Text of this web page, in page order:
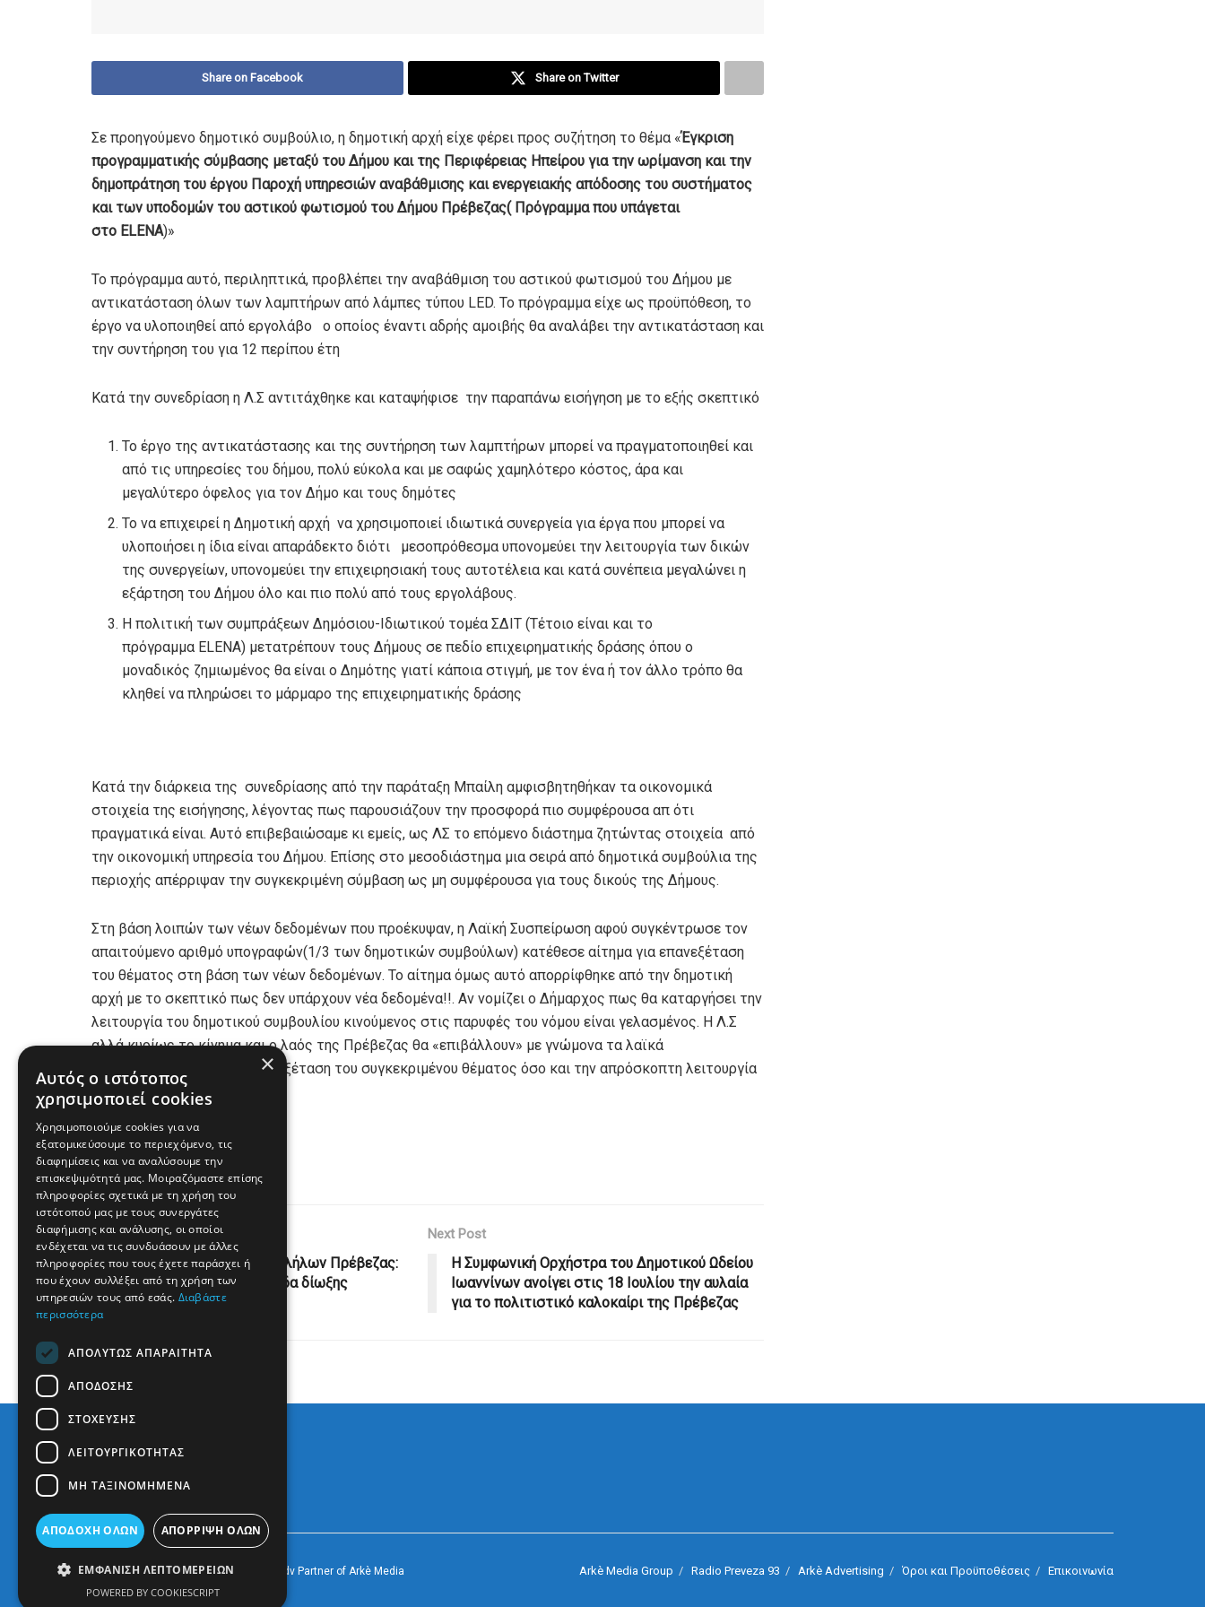
Share on Facebook Share on Twitter
Σε προηγούμενο δημοτικό συμβούλιο, η δημοτική αρχή είχε φέρει προς συζήτηση το θέμα «Έγκριση
προγραμματικής σύμβασης μεταξύ του Δήμου και της Περιφέρειας Ηπείρου για την ωρίμανση και την
δημοπράτηση του έργου Παροχή υπηρεσιών αναβάθμισης και ενεργειακής απόδοσης του συστήματος
και των υποδομών του αστικού φωτισμού του Δήμου Πρέβεζας( Πρόγραμμα που υπάγεται
στο ELENA)»
Το πρόγραμμα αυτό, περιληπτικά, προβλέπει την αναβάθμιση του αστικού φωτισμού του Δήμου με
αντικατάσταση όλων των λαμπτήρων από λάμπες τύπου LED. To πρόγραμμα είχε ως προϋπόθεση, το
έργο να υλοποιηθεί από εργολάβο ο οποίος έναντι αδρής αμοιβής θα αναλάβει την αντικατάσταση και
την συντήρηση του για 12 περίπου έτη
Κατά την συνεδρίαση η Λ.Σ αντιτάχθηκε και καταψήφισε την παραπάνω εισήγηση με το εξής σκεπτικό
Το έργο της αντικατάστασης και της συντήρηση των λαμπτήρων μπορεί να πραγματοποιηθεί και
από τις υπηρεσίες του δήμου, πολύ εύκολα και με σαφώς χαμηλότερο κόστος, άρα και
μεγαλύτερο όφελος για τον Δήμο και τους δημότες
Το να επιχειρεί η Δημοτική αρχή να χρησιμοποιεί ιδιωτικά συνεργεία για έργα που μπορεί να
υλοποιήσει η ίδια είναι απαράδεκτο διότι μεσοπρόθεσμα υπονομεύει την λειτουργία των δικών
της συνεργείων, υπονομεύει την επιχειρησιακή τους αυτοτέλεια και κατά συνέπεια μεγαλώνει η
εξάρτηση του Δήμου όλο και πιο πολύ από τους εργολάβους.
Η πολιτική των συμπράξεων Δημόσιου-Ιδιωτικού τομέα ΣΔΙΤ (Τέτοιο είναι και το
πρόγραμμα ELENA) μετατρέπουν τους Δήμους σε πεδίο επιχειρηματικής δράσης όπου ο
μοναδικός ζημιωμένος θα είναι ο Δημότης γιατί κάποια στιγμή, με τον ένα ή τον άλλο τρόπο θα
κληθεί να πληρώσει το μάρμαρο της επιχειρηματικής δράσης
Κατά την διάρκεια της συνεδρίασης από την παράταξη Μπαίλη αμφισβητηθήκαν τα οικονομικά
στοιχεία της εισήγησης, λέγοντας πως παρουσιάζουν την προσφορά πιο συμφέρουσα απ ότι
πραγματικά είναι. Αυτό επιβεβαιώσαμε κι εμείς, ως ΛΣ το επόμενο διάστημα ζητώντας στοιχεία από
την οικονομική υπηρεσία του Δήμου. Επίσης στο μεσοδιάστημα μια σειρά από δημοτικά συμβούλια της
περιοχής απέρριψαν την συγκεκριμένη σύμβαση ως μη συμφέρουσα για τους δικούς της Δήμους.
Στη βάση λοιπών των νέων δεδομένων που προέκυψαν, η Λαϊκή Συσπείρωση αφού συγκέντρωσε τον
απαιτούμενο αριθμό υπογραφών(1/3 των δημοτικών συμβούλων) κατέθεσε αίτημα για επανεξέταση
του θέματος στη βάση των νέων δεδομένων. Το αίτημα όμως αυτό απορρίφθηκε από την δημοτική
αρχή με το σκεπτικό πως δεν υπάρχουν νέα δεδομένα!!. Αν νομίζει ο Δήμαρχος πως θα καταργήσει την
λειτουργία του δημοτικού συμβουλίου κινούμενος στις παρυφές του νόμου είναι γελασμένος. Η Λ.Σ
αλλά κυρίως το κίνημα και ο λαός της Πρέβεζας θα «επιβάλλουν» με γνώμονα τα λαϊκά
συμφέροντα τόσο την επανεξέταση του συγκεκριμένου θέματος όσο και την απρόσκοπτη λειτουργία
του Δημοτικού συμβουλίου.
12/07/20
Previous Post
Ένωση αστυνομικών υπαλλήλων Πρέβεζας:
Συγχαρητήρια για την ομάδα δίωξης
ναρκωτικών
Next Post
Η Συμφωνική Ορχήστρα του Δημοτικού Ωδείου
Ιωαννίνων ανοίγει στις 18 Ιουλίου την αυλαία
για το πολιτιστικό καλοκαίρι της Πρέβεζας
Arkè Media Group Radio Preveza 93 Arkè Advertising Όροι και Προϋποθέσεις Επικοινωνία
© 2022PrevezapostInspired by Arkè Adv Partner of Arkè Media
×
Αυτός ο ιστότοπος
χρησιμοποιεί cookies
Χρησιμοποιούμε cookies για να
εξατομικεύσουμε το περιεχόμενο, τις
διαφημίσεις και να αναλύσουμε την
επισκεψιμότητά μας. Μοιραζόμαστε επίσης
πληροφορίες σχετικά με τη χρήση του
ιστότοπού μας με τους συνεργάτες
διαφήμισης και ανάλυσης, οι οποίοι
ενδέχεται να τις συνδυάσουν με άλλες
πληροφορίες που τους έχετε παράσχει ή
που έχουν συλλέξει από τη χρήση των
υπηρεσιών τους από εσάς. Διαβάστε
περισσότερα
ΑΠΟΛΎΤΩΣ ΑΠΑΡΑΊΤΗΤΑ
ΑΠΌΔΟΣΗΣ
ΣΤΌΧΕΥΣΗΣ
ΛΕΙΤΟΥΡΓΙΚΌΤΗΤΑΣ
ΜΗ ΤΑΞΙΝΟΜΗΜΈΝΑ
ΑΠΟΔΟΧΉ ΌΛΩΝ ΑΠΌΡΡΙΨΗ ΌΛΩΝ
ΕΜΦΆΝΙΣΗ ΛΕΠΤΟΜΕΡΕΙΏΝ
POWERED BY COOKIESCRIPT